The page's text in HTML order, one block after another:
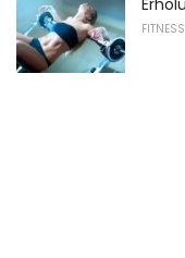
FITNESS